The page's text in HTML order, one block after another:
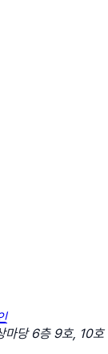
마당 6층 9호, 10호